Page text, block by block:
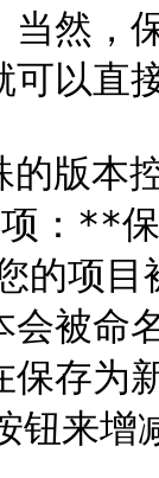
当然，
以直
的版
：**
项目
会被命
存为
钮来增